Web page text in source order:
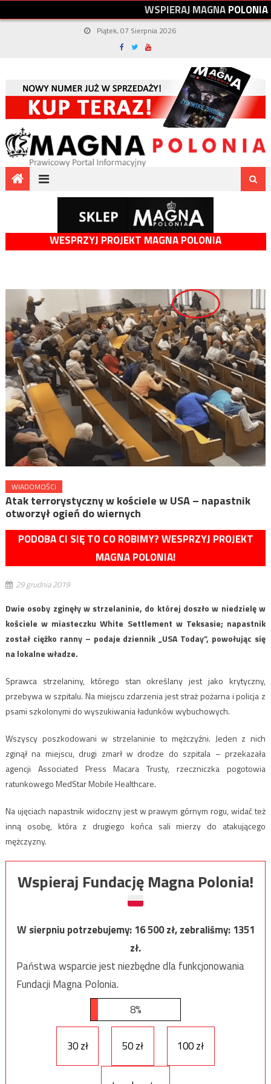
WSPIERAJMAGNAPOLONIA
Piątek, 07 Sierpnia 2026
WESPRZYJ PROJEKT MAGNA POLONIA
WIADOMOŚCI
Atak terrorystyczny w kościele w USA – napastnik
otworzył ogień do wiernych
PODOBA CI SIĘ TO CO ROBIMY? WESPRZYJ PROJEKT
MAGNA POLONIA!
29 grudnia 2019
Dwie osoby zginęły w strzelaninie, do której doszło w niedzielę w
kościele w miasteczku White Settlement w Teksasie; napastnik
został ciężko ranny – podaje dziennik „USA Today”, powołując się
na lokalne władze.
Sprawca strzelaniny, którego stan określany jest jako krytyczny,
przebywa w szpitalu. Na miejscu zdarzenia jest straż pożarna i policja z
psami szkolonymi do wyszukiwania ładunków wybuchowych.
Wszyscy poszkodowani w strzelaninie to mężczyźni. Jeden z nich
zginął na miejscu, drugi zmarł w drodze do szpitala – przekazała
agencji Associated Press Macara Trusty, rzeczniczka pogotowia
ratunkowego MedStar Mobile Healthcare.
Na ujęciach napastnik widoczny jest w prawym górnym rogu, widać też
inną osobę, która z drugiego końca sali mierzy do atakującego
mężczyzny.
Wspieraj Fundację Magna Polonia!
W sierpniu potrzebujemy:16 500zł, zebraliśmy:1351
zł.
Państwa wsparcie jest niezbędne dla funkcjonowania
Fundacji Magna Polonia.
8%
30 zł 50 zł 100 zł